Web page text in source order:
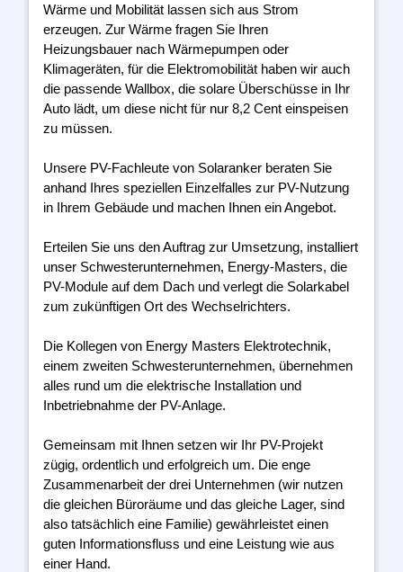
Wärme und Mobilität lassen sich aus Strom
erzeugen. Zur Wärme fragen Sie Ihren
Heizungsbauer nach Wärmepumpen oder
Klimageräten, für die Elektromobilität haben wir auch
die passende Wallbox, die solare Überschüsse in Ihr
Auto lädt, um diese nicht für nur 8,2 Cent einspeisen
zu müssen.
Unsere PV-Fachleute von Solaranker beraten Sie
anhand Ihres speziellen Einzelfalles zur PV-Nutzung
in Ihrem Gebäude und machen Ihnen ein Angebot.
Erteilen Sie uns den Auftrag zur Umsetzung, installiert
unser Schwesterunternehmen, Energy-Masters, die
PV-Module auf dem Dach und verlegt die Solarkabel
zum zukünftigen Ort des Wechselrichters.
Die Kollegen von Energy Masters Elektrotechnik,
einem zweiten Schwesterunternehmen, übernehmen
alles rund um die elektrische Installation und
Inbetriebnahme der PV-Anlage.
Gemeinsam mit Ihnen setzen wir Ihr PV-Projekt
zügig, ordentlich und erfolgreich um. Die enge
Zusammenarbeit der drei Unternehmen (wir nutzen
die gleichen Büroräume und das gleiche Lager, sind
also tatsächlich eine Familie) gewährleistet einen
guten Informationsfluss und eine Leistung wie aus
einer Hand.